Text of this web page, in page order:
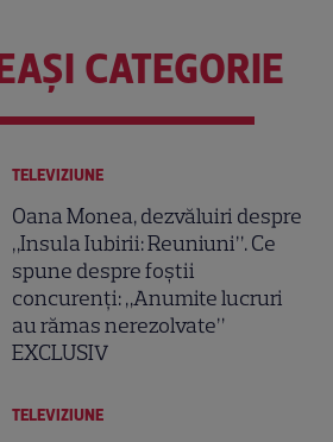
CATEGORIE
TELEVIZIUNE
Oana Monea, dezvăluiri despre
„Insula Iubirii: Reuniuni”. Ce
spune despre foștii
concurenți: „Anumite lucruri
au rămas nerezolvate”
EXCLUSIV
TELEVIZIUNE